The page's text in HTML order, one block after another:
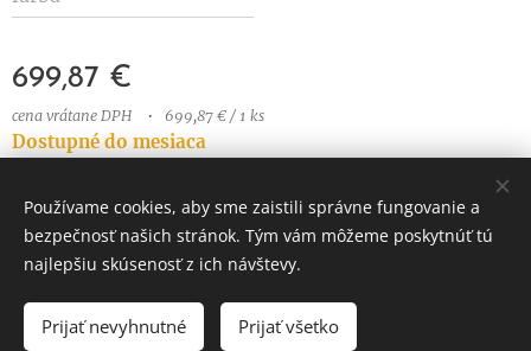
699,87 €
cena vrátane DPH 699,87 € / 1 ks
Dostupné do mesiaca
Používame cookies, aby sme zaistili správne fungovanie a
bezpečnosť našich stránok. Tým vám môžeme poskytnúť tú
najlepšiu skúsenosť z ich návštevy.
Prijať nevyhnutné Prijať všetko